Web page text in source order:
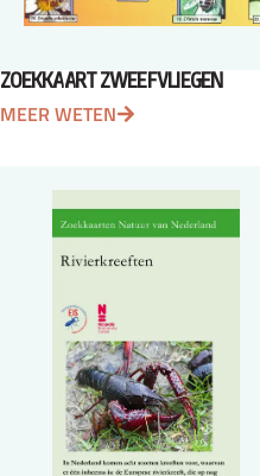
ZOEKKAART ZWEEFVLIEGEN
MEER WETEN